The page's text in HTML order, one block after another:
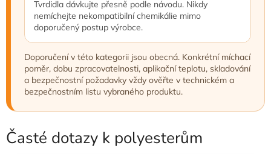
Tvrdidla dávkujte přesně podle návodu. Nikdy
nemíchejte nekompatibilní chemikálie mimo
doporučený postup výrobce.
Doporučení v této kategorii jsou obecná. Konkrétní míchací
poměr, dobu zpracovatelnosti, aplikační teplotu, skladování
a bezpečnostní požadavky vždy ověřte v technickém a
bezpečnostním listu vybraného produktu.
Časté dotazy k polyesterům